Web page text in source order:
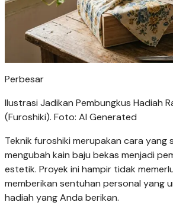
Perbesar
Ilustrasi Jadikan Pembungkus Hadiah
(Furoshiki). Foto: AI Generated
Teknik furoshiki merupakan cara yang
mengubah kain baju bekas menjadi
estetik. Proyek ini hampir tidak
memberikan sentuhan personal yang
hadiah yang Anda berikan.